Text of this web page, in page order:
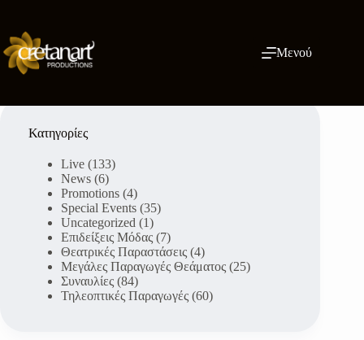
περιεχόμενο
Μενού
Κατηγορίες
Live (133)
News (6)
Promotions (4)
Special Events (35)
Uncategorized (1)
Επιδείξεις Μόδας (7)
Θεατρικές Παραστάσεις (4)
Μεγάλες Παραγωγές Θεάματος (25)
Συναυλίες (84)
Τηλεοπτικές Παραγωγές (60)